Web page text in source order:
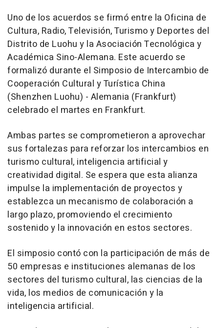
Uno de los acuerdos se firmó entre la Oficina de
Cultura, Radio, Televisión, Turismo y Deportes del
Distrito de Luohu y la Asociación Tecnológica y
Académica Sino-Alemana. Este acuerdo se
formalizó durante el Simposio de Intercambio de
Cooperación Cultural y Turística China
(Shenzhen Luohu) - Alemania (Frankfurt)
celebrado el martes en Frankfurt.
Ambas partes se comprometieron a aprovechar
sus fortalezas para reforzar los intercambios en
turismo cultural, inteligencia artificial y
creatividad digital. Se espera que esta alianza
impulse la implementación de proyectos y
establezca un mecanismo de colaboración a
largo plazo, promoviendo el crecimiento
sostenido y la innovación en estos sectores.
El simposio contó con la participación de más de
50 empresas e instituciones alemanas de los
sectores del turismo cultural, las ciencias de la
vida, los medios de comunicación y la
inteligencia artificial.